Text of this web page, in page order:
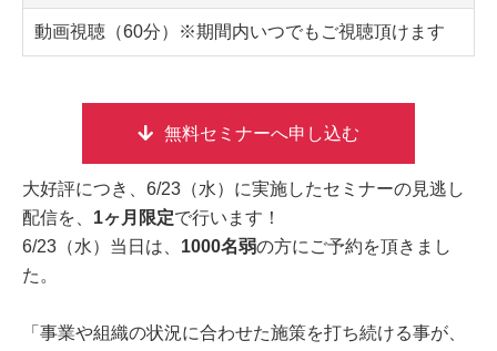
動画視聴（60分）※期間内いつでもご視聴頂けます
無料セミナーへ申し込む
大好評につき、6/23（水）に実施したセミナーの見逃し
配信を、 1ヶ月限定で行います！
6/23（水）当日は、 1000名弱の方にご予約を頂きまし
た。
「事業や組織の状況に合わせた施策を打ち続ける事が、